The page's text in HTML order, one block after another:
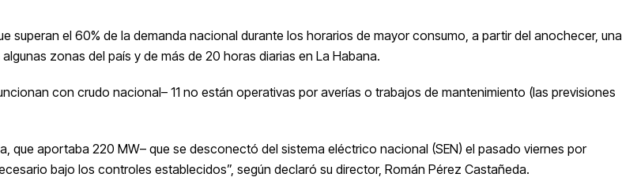
superan el 60% de la demanda nacional durante los horarios de mayor consumo, a partir del anochecer, una
zonas del país y de más de 20 horas diarias en La Habana.
con crudo nacional– 11 no están operativas por averías o trabajos de mantenimiento (las previsiones
que aportaba 220 MW– que se desconectó del sistema eléctrico nacional (SEN) el pasado viernes por
bajo los controles establecidos”, según declaró su director, Román Pérez Castañeda.